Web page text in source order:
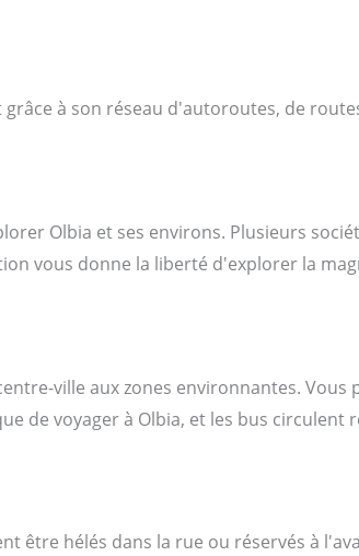
grâce à son réseau d'autoroutes, de
Olbia et ses environs. Plusieurs
vous donne la liberté d'explorer la
ville aux zones environnantes. Vous
de voyager à Olbia, et les bus circulent
être hélés dans la rue ou réservés à